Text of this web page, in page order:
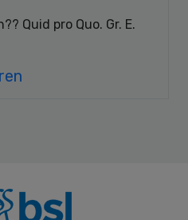
Quid pro Quo. Gr. E.